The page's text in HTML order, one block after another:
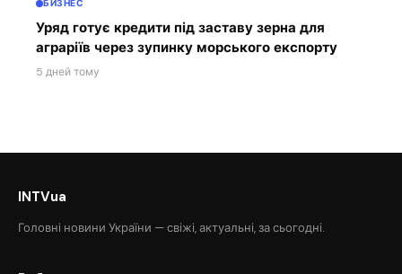
БИЗНЕС
Уряд готує кредити під заставу зерна для
аграріїв через зупинку морського експорту
5 дней тому
INTVua
Головні новини України — свіжі, актуальні, за сьогодні.